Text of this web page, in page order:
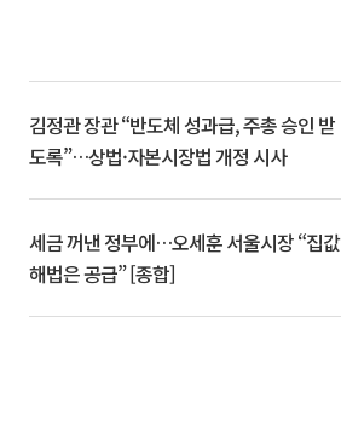
김정관 장관 “반도체 성과급, 주총 승인 받
도록”…상법·자본시장법 개정 시사
세금 꺼낸 정부에…오세훈 서울시장 “집값
해법은 공급” [종합]